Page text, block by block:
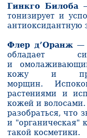
Гинкго Билоба
тонизирует и
антиоксидантную
Флер д’Оранж —
обладает
и
кожу и
морщин.
растениями и
кожей и
разобраться, что
и "органическая"
такой косметики.